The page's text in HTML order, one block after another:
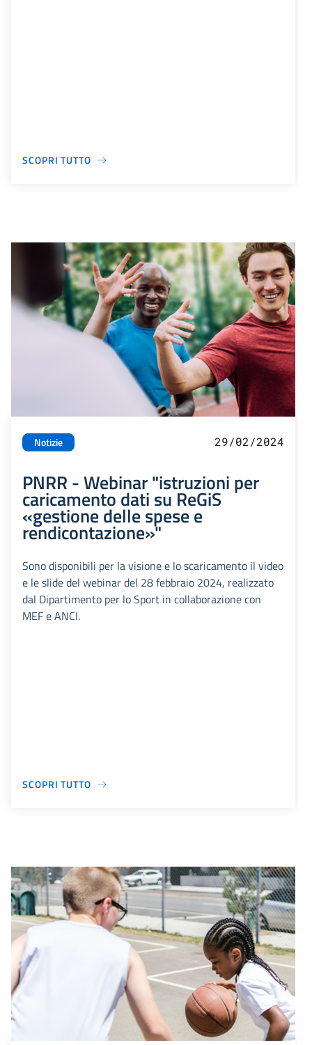
SCOPRI TUTTO
Notizie 29/02/2024
PNRR - Webinar "istruzioni per
caricamento dati su ReGiS
«gestione delle spese e
rendicontazione»"
Sono disponibili per la visione e lo scaricamento il video
e le slide del webinar del 28 febbraio 2024, realizzato
dal Dipartimento per lo Sport in collaborazione con
MEF e ANCI.
SCOPRI TUTTO